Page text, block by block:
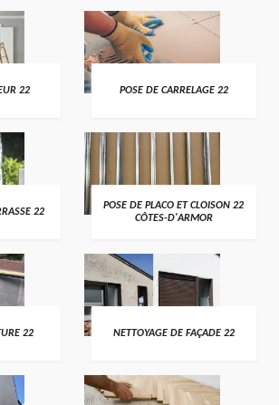
22 POSE DE CARRELAGE 22
22
POSE DE PLACO ET CLOISON 22
CÔTES-D'ARMOR
22 NETTOYAGE DE FAÇADE 22